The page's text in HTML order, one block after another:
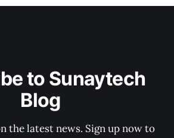
to Sunaytech
Blog
the latest news. Sign up now to